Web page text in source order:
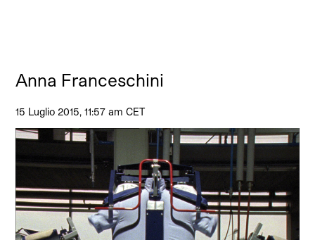
Anna Franceschini
15 Luglio 2015, 11:57 am CET